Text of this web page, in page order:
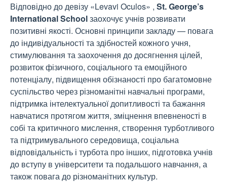
Відповідно до девізу «Levavi Oculos» , St. George’s
International Schoolзаохочує учнів розвивати
позитивні якості. Основні принципи закладу — повага
до індивідуальності та здібностей кожного учня,
стимулювання та заохочення до досягнення цілей,
розвиток фізичного, соціального та емоційного
потенціалу, підвищення обізнаності про багатомовне
суспільство через різноманітні навчальні програми,
підтримка інтелектуальної допитливості та бажання
навчатися протягом життя, зміцнення впевненості в
собі та критичного мислення, створення турботливого
та підтримувального середовища, соціальна
відповідальність і турбота про інших, підготовка учнів
до вступу в університети та подальшого навчання, а
також повага до різноманітних культур.